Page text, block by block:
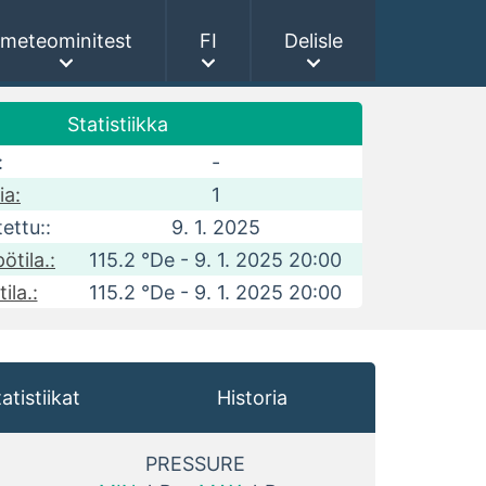
meteominitest FI Delisle
Statistiikka
-
1
9. 1. 2025
115.2 °De - 9. 1. 2025 20:00
115.2 °De - 9. 1. 2025 20:00
Historia
PRESSURE